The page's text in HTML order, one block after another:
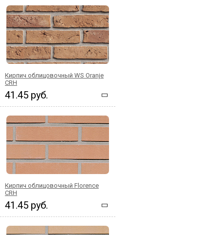
Кирпич облицовочный WS Oranje
CRH
41.45 руб.
Кирпич облицовочный Florence
CRH
41.45 руб.